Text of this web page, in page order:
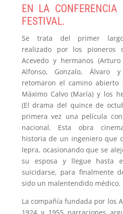
EN LA CONFERENCIA
FESTIVAL.
Se trata del primer
realizado por los pioneros
Acevedo y hermanos
Alfonso, Gonzalo, Álvaro
retomaron el camino abierto
Máximo Calvo (María) y los
(El drama del quince de
primera vez una película
nacional. Esta obra
historia de un ingeniero que
lepra, ocasionando que se
su esposa y llegue hasta
suicidarse, para finalmente
sido un malentendido médico.
La compañía fundada por los